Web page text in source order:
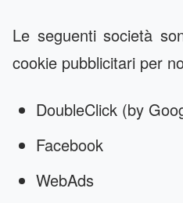
Le seguenti società
cookie pubblicitari per
DoubleClick (by
Facebook
WebAds